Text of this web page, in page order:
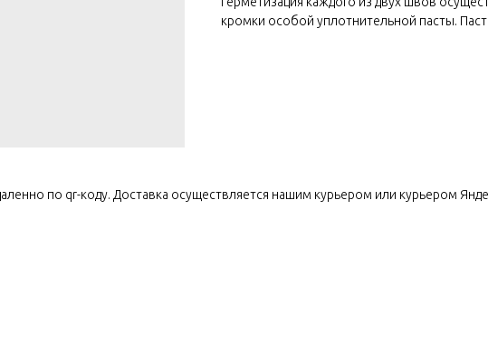
кромки особой уплотнительной пасты.
по qr-коду. Доставка осуществляется нашим курьером или курьером